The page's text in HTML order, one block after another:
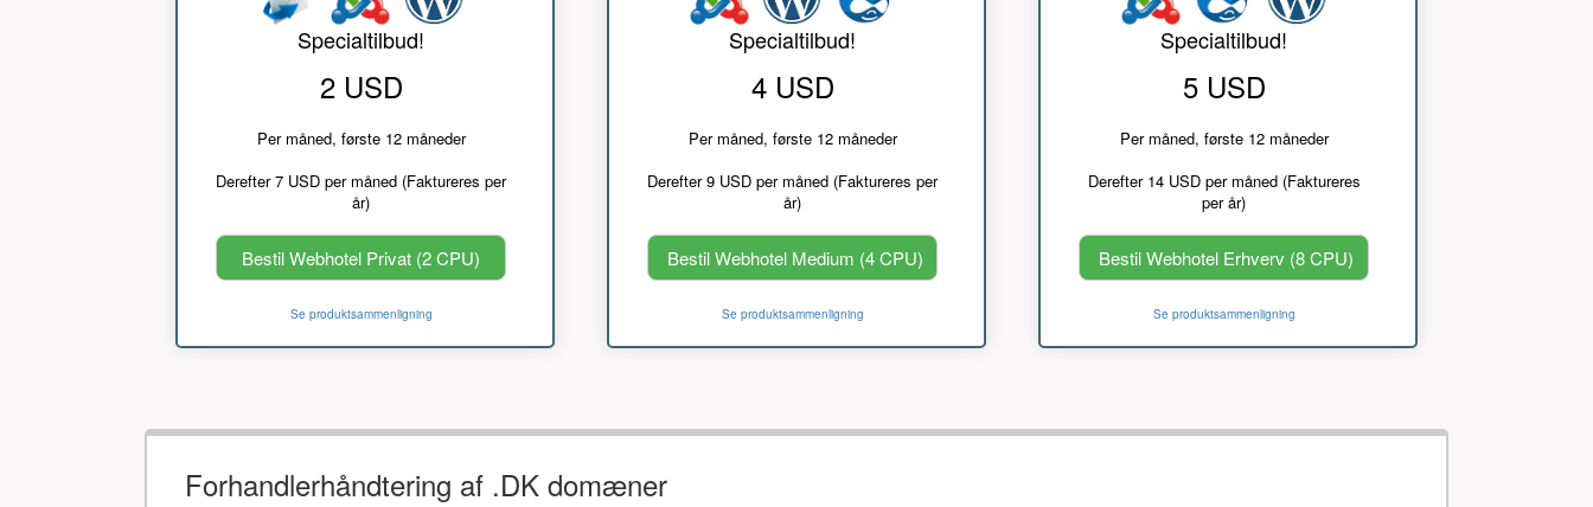
Specialtilbud!
2 USD
Per måned, første 12 måneder
Derefter 7 USD per måned (Faktureres per
år)
Bestil Webhotel Privat (2 CPU)
Se produktsammenligning
Specialtilbud!
4 USD
Per måned, første 12 måneder
Derefter 9 USD per måned (Faktureres per
år)
Bestil Webhotel Medium (4 CPU)
Se produktsammenligning
Specialtilbud!
5 USD
Per måned, første 12 måneder
Derefter 14 USD per måned (Faktureres
per år)
Bestil Webhotel Erhverv (8 CPU)
Se produktsammenligning
Forhandlerhåndtering af .DK domæner